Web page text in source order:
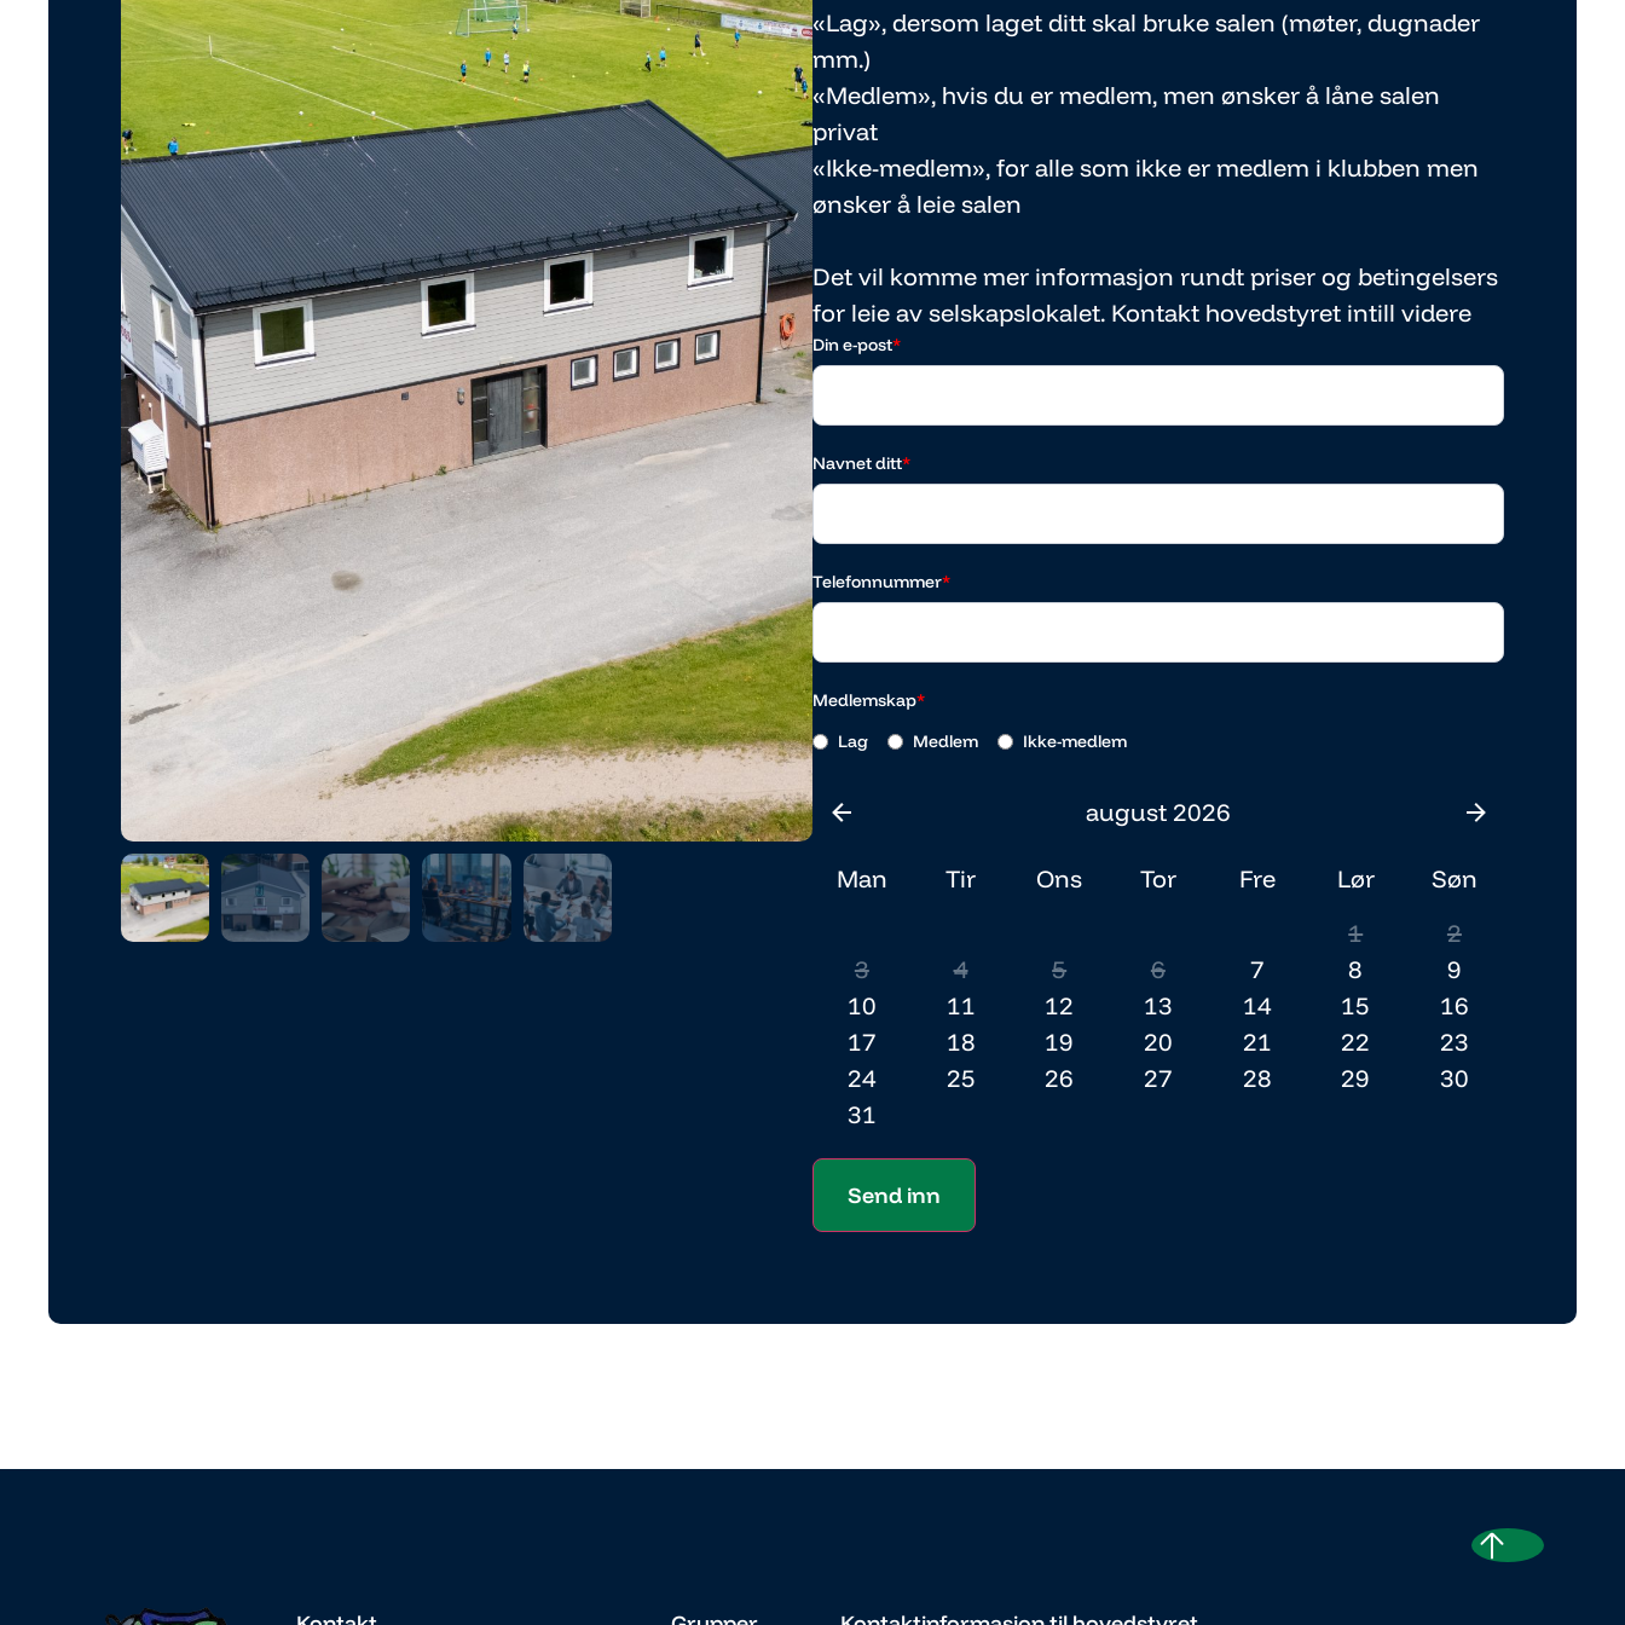
«Lag», dersom laget ditt skal bruke salen (møter, dugnader
mm.)
«Medlem», hvis du er medlem, men ønsker å låne salen
privat
«Ikke-medlem», for alle som ikke er medlem i klubben men
ønsker å leie salen
Det vil komme mer informasjon rundt priser og betingelsers
for leie av selskapslokalet. Kontakt hovedstyret intill videre
Din e-post*
Navnet ditt*
Telefonnummer*
Medlemskap*
Lag
Medlem Ikke-medlem
august 2026
Man Tir Ons Tor Fre Lør
Søn
1
2
3
4 5 6 7 8
9
10
11 12 13 14 15
16
17
18 19 20 21 22
23
24
25 26 27 28 29
30
31
Send inn